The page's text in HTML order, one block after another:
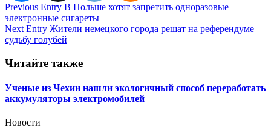
Навигация
по
записям
Previous Entry В Польше хотят запретить одноразовые
электронные сигареты
Next Entry Жители немецкого города решат на референдуме
судьбу голубей
Читайте также
Ученые из Чехии нашли экологичный способ переработать
аккумуляторы электромобилей
Новости